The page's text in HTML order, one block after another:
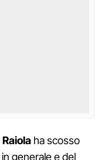
ha scosso
generale e del